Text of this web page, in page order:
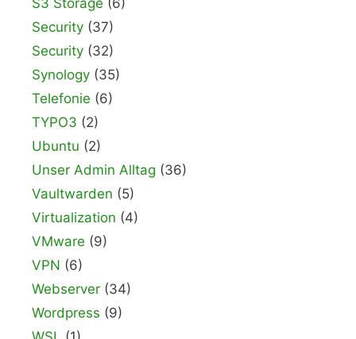
S3 Storage (6)
Security (37)
Security (32)
Synology (35)
Telefonie (6)
TYPO3 (2)
Ubuntu (2)
Unser Admin Alltag (36)
Vaultwarden (5)
Virtualization (4)
VMware (9)
VPN (6)
Webserver (34)
Wordpress (9)